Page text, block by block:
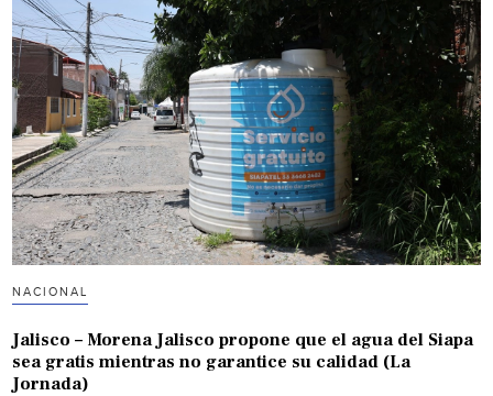
NACIONAL
Jalisco – Morena Jalisco propone que el agua del Siapa
sea gratis mientras no garantice su calidad (La
Jornada)